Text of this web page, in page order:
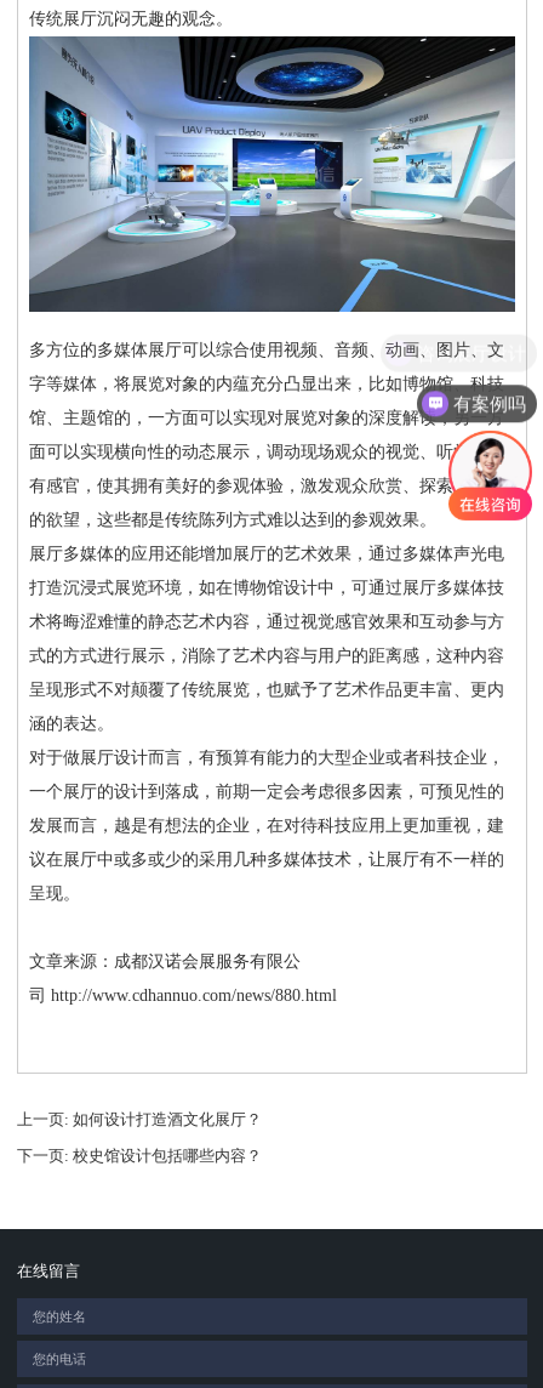
传统展厅沉闷无趣的观念。
多方位的多媒体展厅可以综合使用视频、音频、动画、图片、文
字等媒体，将展览对象的内蕴充分凸显出来，比如博物馆、科技
馆、主题馆的，一方面可以实现对展览对象的深度解读，另一方
面可以实现横向性的动态展示，调动现场观众的视觉、听觉等所
有感官，使其拥有美好的参观体验，激发观众欣赏、探索、购买
的欲望，这些都是传统陈列方式难以达到的参观效果。
展厅多媒体的应用还能增加展厅的艺术效果，通过多媒体声光电
打造沉浸式展览环境，如在博物馆设计中，可通过展厅多媒体技
术将晦涩难懂的静态艺术内容，通过视觉感官效果和互动参与方
式的方式进行展示，消除了艺术内容与用户的距离感，这种内容
呈现形式不对颠覆了传统展览，也赋予了艺术作品更丰富、更内
涵的表达。
对于做展厅设计而言，有预算有能力的大型企业或者科技企业，
一个展厅的设计到落成，前期一定会考虑很多因素，可预见性的
发展而言，越是有想法的企业，在对待科技应用上更加重视，建
议在展厅中或多或少的采用几种多媒体技术，让展厅有不一样的
呈现。
文章来源：成都汉诺会展服务有限公
司 http://www.cdhannuo.com/news/880.html
上一页 : 如何设计打造酒文化展厅？
下一页 : 校史馆设计包括哪些内容？
在线留言
咨询展厅设计
有案例吗